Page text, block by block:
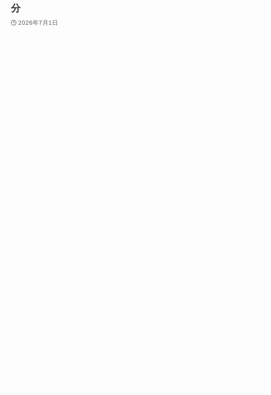
分
2026年7月1日